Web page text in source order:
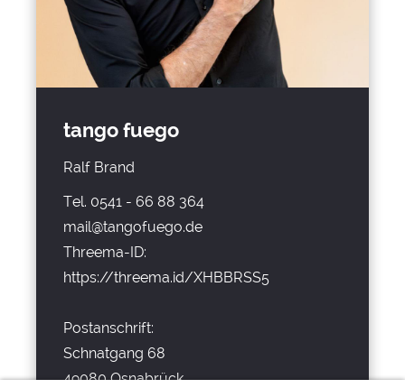
tango fuego
Ralf Brand
Tel. 0541 - 66 88 364
mail@tangofuego.de
Threema-ID:
https://threema.id/XHBBRSS5
Postanschrift:
Schnatgang 68
49080 Osnabrück